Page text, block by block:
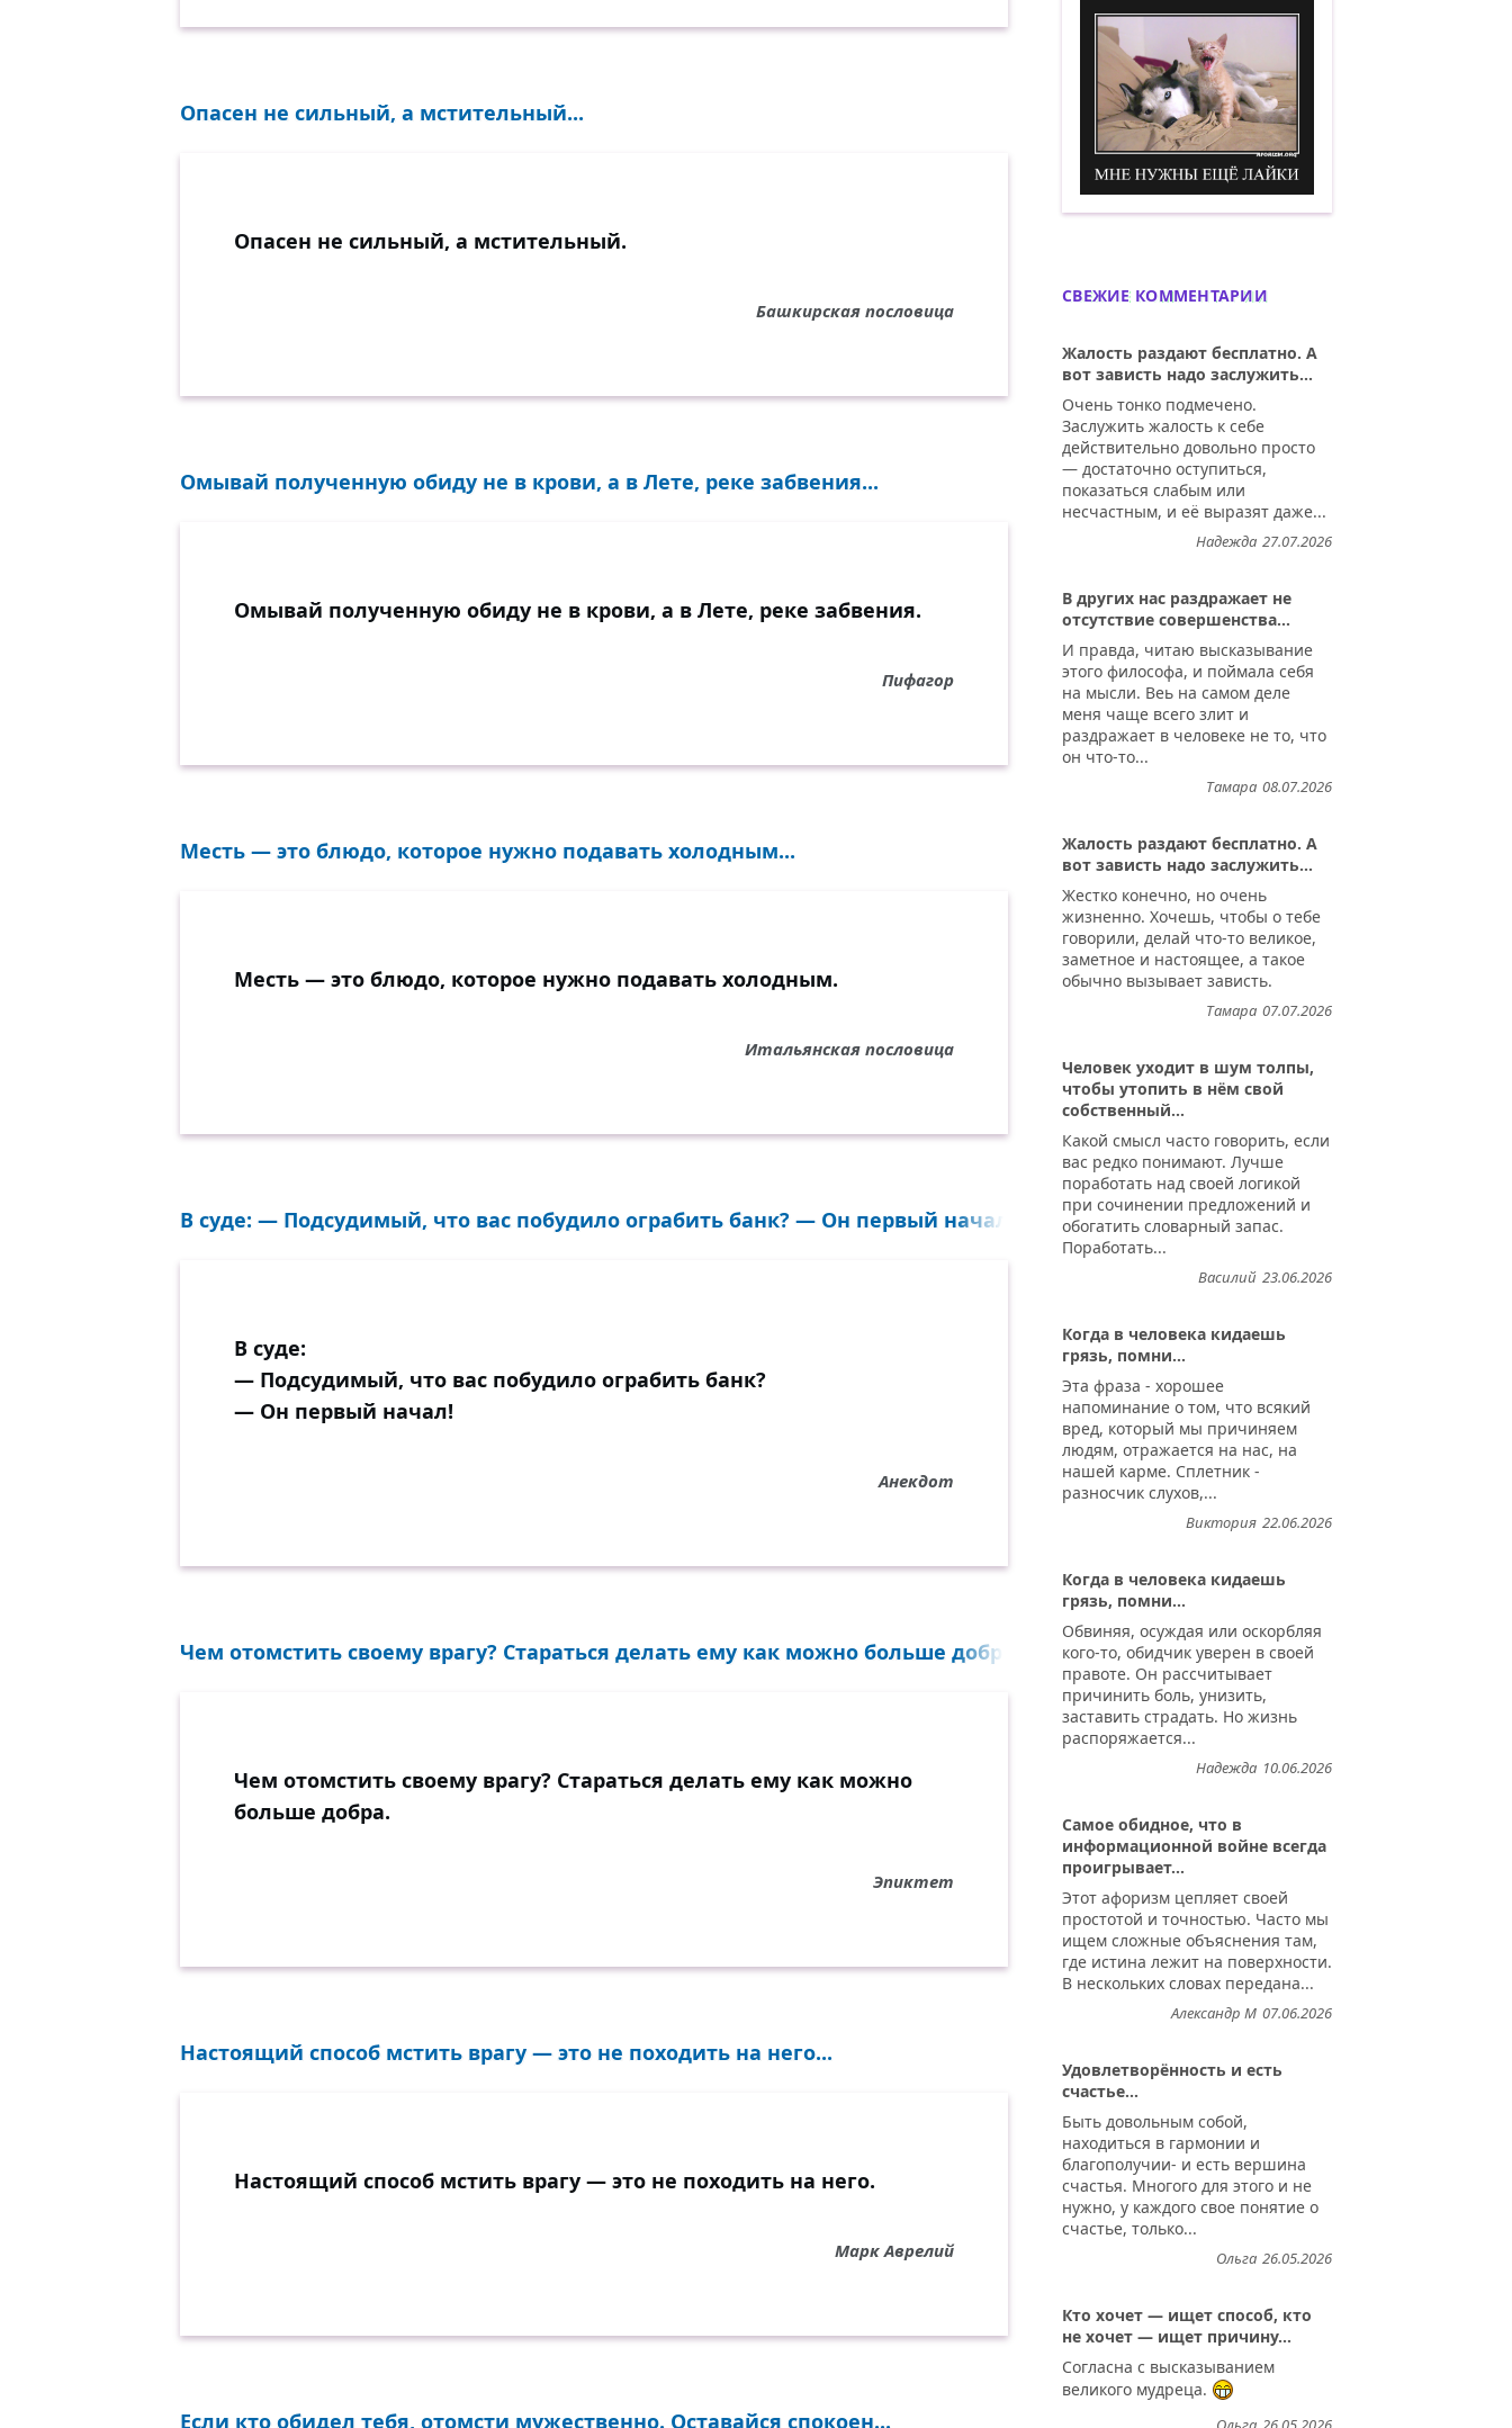
Опасен не сильный, а мстительный...
Опасен не сильный, а мстительный.
Башкирская пословица
Омывай полученную обиду не в крови, а в Лете, реке забвения...
Омывай полученную обиду не в крови, а в Лете, реке забвения.
Пифагор
Месть — это блюдо, которое нужно подавать холодным...
Месть — это блюдо, которое нужно подавать холодным.
Итальянская пословица
В суде: — Подсудимый, что вас побудило ограбить банк? — Он первый начал!..
В суде:
— Подсудимый, что вас побудило ограбить банк?
— Он первый начал!
Анекдот
Чем отомстить своему врагу? Стараться делать ему как можно больше добра...
Чем отомстить своему врагу? Стараться делать ему как можно
больше добра.
Эпиктет
Настоящий способ мстить врагу — это не походить на него...
Настоящий способ мстить врагу — это не походить на него.
Марк Аврелий
Если кто обидел тебя, отомсти мужественно. Оставайся спокоен...
Мне нужны ещё лайки! Демотиватор
СВЕЖИЕ КОММЕНТАРИИ
Жалость раздают бесплатно. А
вот зависть надо заслужить...
Очень тонко подмечено.
Заслужить жалость к себе
действительно довольно просто
— достаточно оступиться,
показаться слабым или
несчастным, и её выразят даже...
27.07.2026
Надежда
В других нас раздражает не
отсутствие совершенства...
И правда, читаю высказывание
этого философа, и поймала себя
на мысли. Веь на самом деле
меня чаще всего злит и
раздражает в человеке не то, что
он что-то...
08.07.2026
Тамара
Жалость раздают бесплатно. А
вот зависть надо заслужить...
Жестко конечно, но очень
жизненно. Хочешь, чтобы о тебе
говорили, делай что-то великое,
заметное и настоящее, а такое
обычно вызывает зависть.
07.07.2026
Тамара
Человек уходит в шум толпы,
чтобы утопить в нём свой
собственный...
Какой смысл часто говорить, если
вас редко понимают. Лучше
поработать над своей логикой
при сочинении предложений и
обогатить словарный запас.
Поработать...
23.06.2026
Василий
Когда в человека кидаешь
грязь, помни...
Эта фраза - хорошее
напоминание о том, что всякий
вред, который мы причиняем
людям, отражается на нас, на
нашей карме. Сплетник -
разносчик слухов,...
22.06.2026
Виктория
Когда в человека кидаешь
грязь, помни...
Обвиняя, осуждая или оскорбляя
кого-то, обидчик уверен в своей
правоте. Он рассчитывает
причинить боль, унизить,
заставить страдать. Но жизнь
распоряжается...
10.06.2026
Надежда
Самое обидное, что в
информационной войне всегда
проигрывает...
Этот афоризм цепляет своей
простотой и точностью. Часто мы
ищем сложные объяснения там,
где истина лежит на поверхности.
В нескольких словах передана...
07.06.2026
Александр М
Удовлетворённость и есть
счастье...
Быть довольным собой,
находиться в гармонии и
благополучии- и есть вершина
счастья. Многого для этого и не
нужно, у каждого свое понятие о
счастье, только...
26.05.2026
Ольга
Кто хочет — ищет способ, кто
не хочет — ищет причину...
Согласна с высказыванием
великого мудреца.